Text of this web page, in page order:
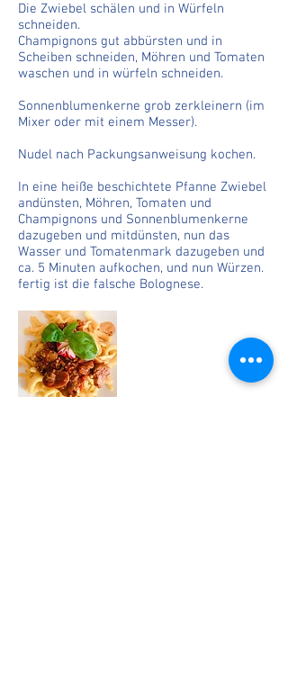
Die Zwiebel schälen und in Würfeln
schneiden.
Champignons gut abbürsten und in
Scheiben schneiden, Möhren und Tomaten
waschen und in würfeln schneiden.
Sonnenblumenkerne grob zerkleinern (im
Mixer oder mit einem Messer).
Nudel nach Packungsanweisung kochen.
In eine heiße beschichtete Pfanne Zwiebel
andünsten, Möhren, Tomaten und
Champignons und Sonnenblumenkerne
dazugeben und mitdünsten, nun das
Wasser und Tomatenmark dazugeben und
ca. 5 Minuten aufkochen, und nun Würzen.
fertig ist die falsche Bolognese.